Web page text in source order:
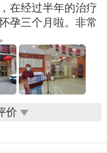
在经过半年的治疗
孕三个月啦。非常
价